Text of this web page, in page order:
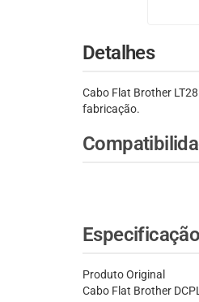
Detalhes
Cabo Flat Brother
fabricação.
Especificação
Produto Original
Cabo Flat Brother